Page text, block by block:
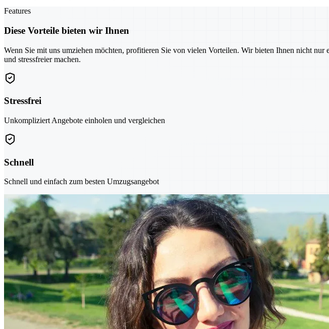
Features
Diese Vorteile bieten wir Ihnen
Wenn Sie mit uns umziehen möchten, profitieren Sie von vielen Vorteilen. Wir bieten Ihnen nicht
und stressfreier machen.
Stressfrei
Unkompliziert Angebote einholen und vergleichen
Schnell
Schnell und einfach zum besten Umzugsangebot